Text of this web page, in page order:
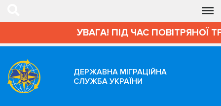
УВАГА! ПІД ЧАС ПОВІТРЯНОЇ
ДЕРЖАВНА МІГРАЦІЙНА
СЛУЖБА УКРАЇНИ